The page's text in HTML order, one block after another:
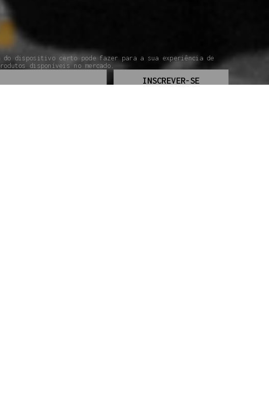
do dispositivo certo pode fazer para a sua experiência de
disponíveis no mercado.
INSCREVER-SE